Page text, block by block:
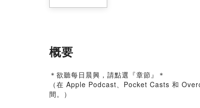
概要
＊欲聽每日晨興，請點選『章節』＊
（在 Apple Podcast、Pocket Casts 和
間。）